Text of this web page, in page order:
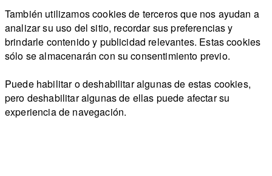
También utilizamos cookies de terceros que nos ayudan a
analizar su uso del sitio, recordar sus preferencias y
brindarle contenido y publicidad relevantes. Estas cookies
sólo se almacenarán con su consentimiento previo.
Puede habilitar o deshabilitar algunas de estas cookies,
pero deshabilitar algunas de ellas puede afectar su
experiencia de navegación.